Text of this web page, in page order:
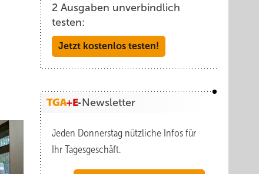
2 Ausgaben unverbindlich
testen:
Jetzt kostenlos testen!
Newsletter
Jeden Donnerstag nützliche Infos für
Ihr Tagesgeschäft.